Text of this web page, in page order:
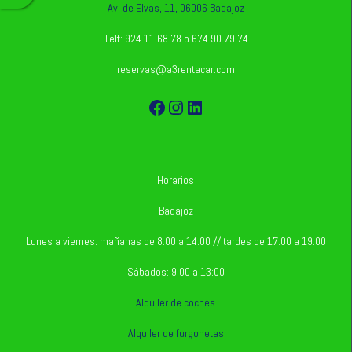
Av. de Elvas, 11, 06006 Badajoz
Telf: 924 11 68 78 o 674 90 79 74
reservas@a3rentacar.com
Facebook
Instagram
LinkedIn
Horarios
Badajoz
Lunes a viernes: mañanas de 8:00 a 14:00 // tardes de 17:00 a 19:00
Sábados: 9:00 a 13:00
Alquiler de coches
Alquiler de furgonetas